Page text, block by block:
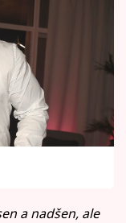
a nadšen, ale